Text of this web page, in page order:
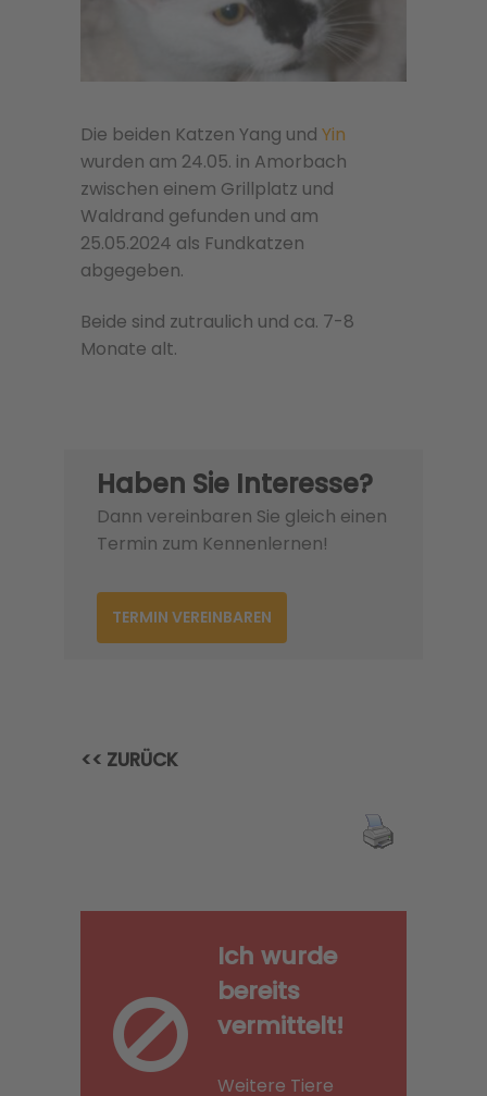
Die beiden Katzen Yang und Yin
wurden am 24.05. in Amorbach
zwischen einem Grillplatz und
Waldrand gefunden und am
25.05.2024 als Fundkatzen
abgegeben.
Beide sind zutraulich und ca. 7-8
Monate alt.
Haben Sie Interesse?
Dann vereinbaren Sie gleich einen
Termin zum Kennenlernen!
TERMIN VEREINBAREN
<< ZURÜCK
Ich wurde
bereits
vermittelt!
Weitere Tiere